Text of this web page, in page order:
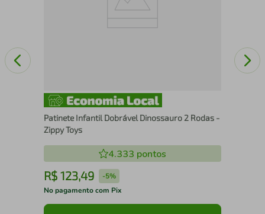
Patinete Infantil Dobrável Dinossauro 2 Rodas -
Zippy Toys
4.333 pontos
R$ 123,49 -5%
No pagamento com Pix